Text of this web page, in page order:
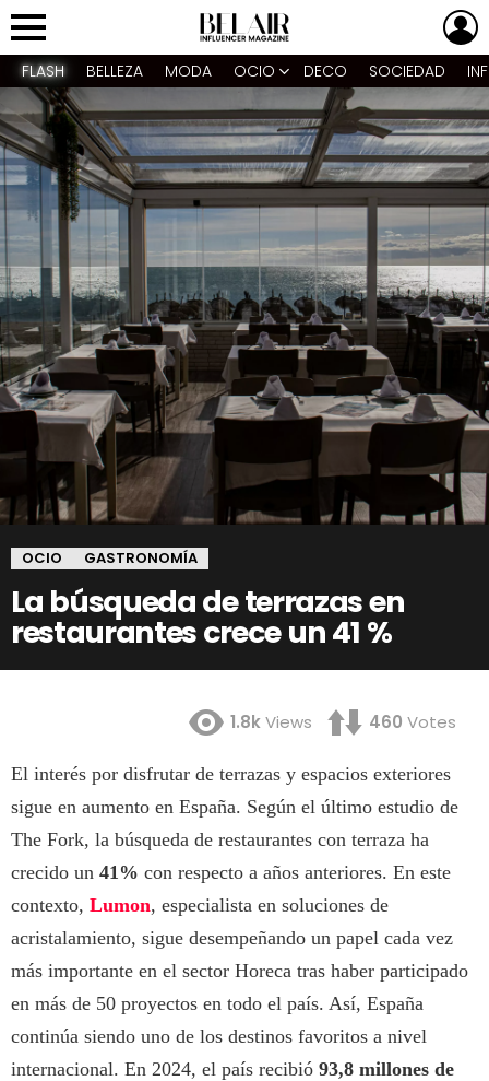
Menu
FLASH BELLEZA MODA OCIO DECO SOCIEDAD
OCIO GASTRONOMÍA
La búsqueda de terrazas en
restaurantes crece un 41 %
1.8kViews 460 Votes
El interés por disfrutar de terrazas y espacios exteriores
sigue en aumento en España. Según el último estudio de
The Fork, la búsqueda de restaurantes con terraza ha
crecido un 41% con respecto a años anteriores. En este
contexto, Lumon, especialista en soluciones de
acristalamiento, sigue desempeñando un papel cada vez
más importante en el sector Horeca tras haber participado
en más de 50 proyectos en todo el país. Así, España
continúa siendo uno de los destinos favoritos a nivel
internacional. En 2024, el país recibió 93,8 millones de